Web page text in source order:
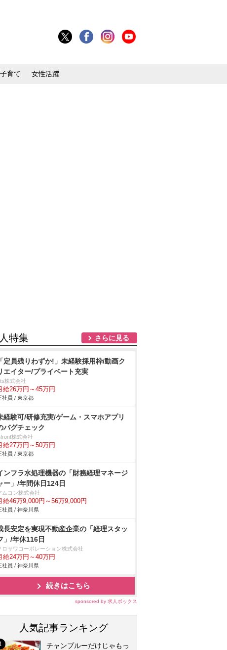
子育て 女性活躍
特集 さらに見る
「定員残りわずか!」未経験採用枠/動画ク
エイター/プライベート充実
株式会社
給26万円～45万円
社員 / 東京都
経験可/研修充実/ゲーム・スマホアプリ
バグチェック
株式会社
給27万円～50万円
社員 / 東京都
ンフラ水処理機器の「財務経理マネージ
ー」/年間休日124日
ムコン株式会社
給46万9,000円～56万9,000円
社員 / 神奈川県
長安定を実現不動産企業の「経理スタッ
」/年休116日
ロサワコーポレーション株式会社
給24万円～40万円
社員 / 神奈川県
続きはこちら
sponsored by 求人ボックス
人気記事ランキング
チャンプルーだけじゃもっ